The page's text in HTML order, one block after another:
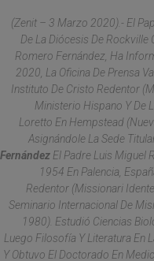
(Zenit – 3 Marzo 2020).- El
De La Diócesis De Rockville
Romero Fernández, Ha
2020, La Oficina De Prensa
Instituto De Cristo Redentor
Ministerio Hispano Y De
Loretto En Hempstead
Asignándole La Sede
Fernández El Padre Luis Miguel
1954 En Palencia,
Redentor (Missionari
Seminario Internacional De
1980). Estudió Ciencias
Luego Filosofía Y Literatura En
Y Obtuvo El Doctorado En